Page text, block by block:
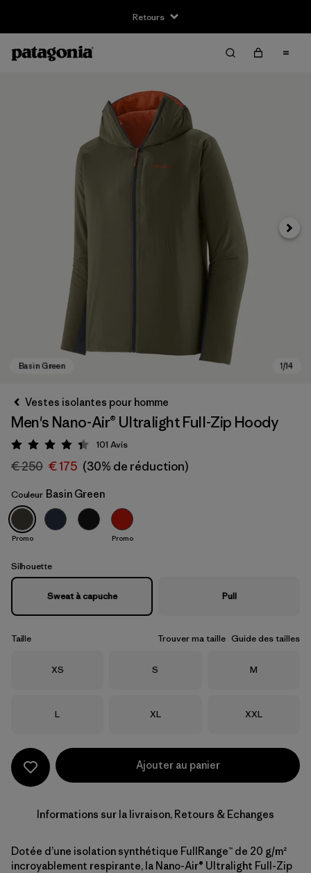
Retours
Basin Green
Vestes isolantes pour homme
Men's Nano-Air® Ultralight Full-Zip Hoody
Évaluation: 4.3 / 5
101 Avis
€ 250 € 175 (30% de réduction)
Couleur Basin Green
Promo Promo
Silhouette
Sweat à capuche Pull
Taille Trouver ma taille Guide des tailles
Taille
XS Taille
S Taille
M
Taille
L Taille
XL Taille
XXL
Ajouter au panier
Informations sur la livraison, Retours & Echanges
Dotée d’une isolation synthétique FullRange™ de 20 g/m²
incroyablement respirante, la Nano-Air® Ultralight Full-Zip